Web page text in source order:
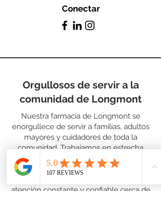
Conectar
Orgullosos de servir a la
comunidad de Longmont
Nuestra farmacia de Longmont se
enorgullece de servir a familias, adultos
mayores y cuidadores de toda la
comunidad. Trabajamos en estrecha
colaboración con proveedores locales y
apoyamos a pacientes de barrios y
atención constante y confiable cerca de